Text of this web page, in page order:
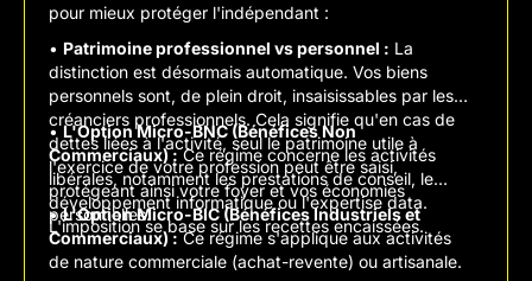
pour mieux protéger l'indépendant :
• Patrimoine professionnel vs personnel : La
distinction est désormais automatique. Vos biens
personnels sont, de plein droit, insaisissables par les
créanciers professionnels. Cela signifie qu'en cas de
dettes liées à l'activité, seul le patrimoine utile à
l'exercice de votre profession peut être saisi,
protégeant ainsi votre foyer et vos économies
personnelles.
•L'Option Micro-BNC (Bénéfices Non
Commerciaux) : Ce régime concerne les activités
libérales, notamment les prestations de conseil, le
développement informatique ou l'expertise data.
L'imposition se base sur les recettes encaissées.
•L'Option Micro-BIC (Bénéfices Industriels et
Commerciaux) : Ce régime s'applique aux activités
de nature commerciale (achat-revente) ou artisanale.